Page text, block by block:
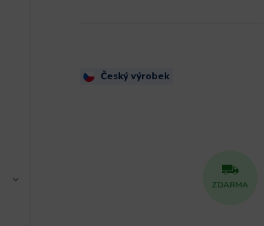
Český výrobek
ZDARMA